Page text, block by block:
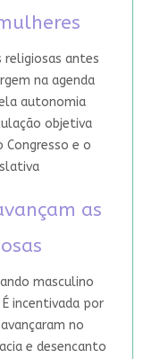
religiosas antes
na agenda
autonomia
objetiva
Congresso e o
as
masculino
incentivada por
no
e desencanto